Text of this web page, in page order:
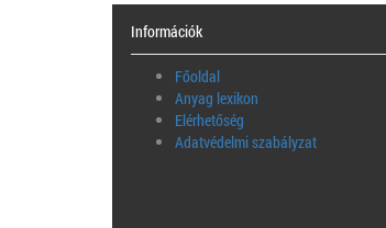
Információk
Főoldal
Anyag lexikon
Elérhetőség
Adatvédelmi szabályzat